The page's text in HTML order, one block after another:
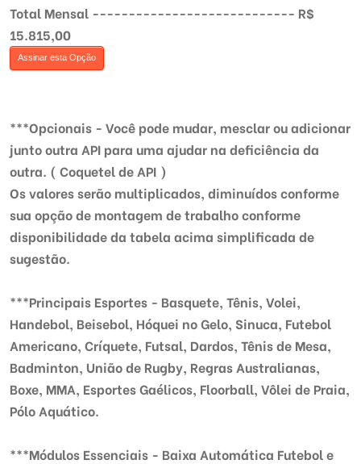
Total Mensal ---------------------------- R$
15.815,00
Assinar esta Opção
***Opcionais - Você pode mudar, mesclar ou adicionar
junto outra API para uma ajudar na deficiência da
outra. ( Coquetel de API )
Os valores serão multiplicados, diminuídos conforme
sua opção de montagem de trabalho conforme
disponibilidade da tabela acima simplificada de
sugestão.
***Principais Esportes - Basquete, Tênis, Volei,
Handebol, Beisebol, Hóquei no Gelo, Sinuca, Futebol
Americano, Críquete, Futsal, Dardos, Tênis de Mesa,
Badminton, União de Rugby, Regras Australianas,
Boxe, MMA, Esportes Gaélicos, Floorball, Vôlei de Praia,
Pólo Aquático.
***Módulos Essenciais - Baixa Automática Futebol e